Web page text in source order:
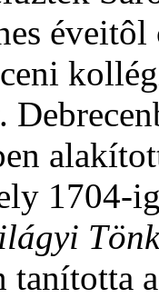
1704-
tanította